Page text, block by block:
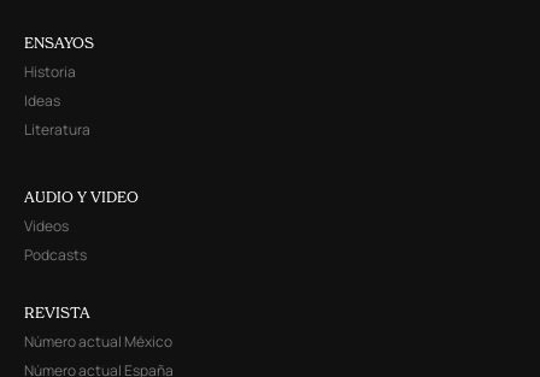
ENSAYOS
Historia
Ideas
Literatura
AUDIO Y VIDEO
Videos
Podcasts
REVISTA
Número actual México
Número actual España